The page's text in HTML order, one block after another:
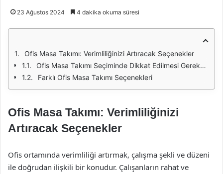
23 Ağustos 2024 4 dakika okuma süresi
Ofis Masa Takımı: Verimliliğinizi Artıracak Seçenekler
Ofis Masa Takımı Seçiminde Dikkat Edilmesi Gerekenler
Farklı Ofis Masa Takımı Seçenekleri
Ofis Masa Takımı: Verimliliğinizi
Artıracak Seçenekler
Ofis ortamında verimliliği artırmak, çalışma şekli ve düzeni
ile doğrudan ilişkili bir konudur. Çalışanların rahat ve